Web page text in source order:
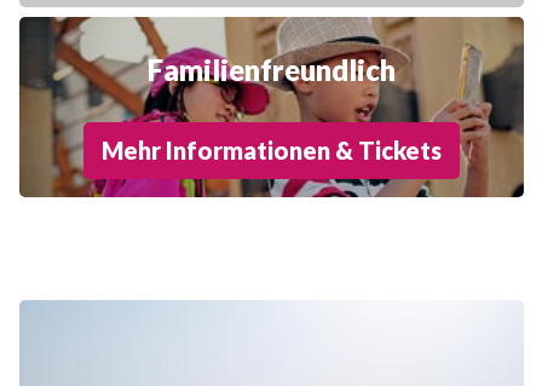
Familienfreundlich
Mehr Informationen & Tickets